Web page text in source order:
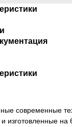
современные
и изготовленные